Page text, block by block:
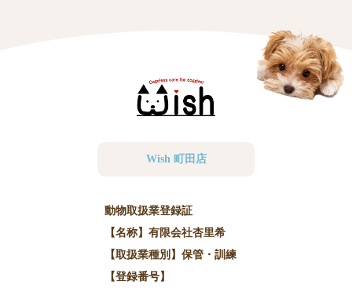
Wish 町田店
動物取扱業登録証
【名称】有限会社杏里希
【取扱業種別】保管・訓練
【登録番号】